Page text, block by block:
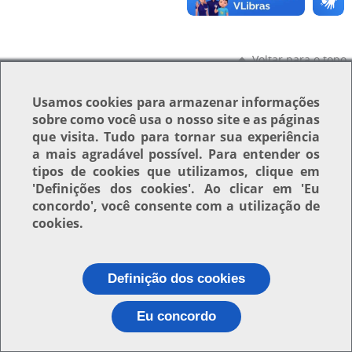
Voltar para o topo
Usamoscookies para armazenar informações
sobre como você usa o nosso site e as páginas
que visita. Tudo para tornar sua experiência
a mais agradável possível. Para entender os
tipos de cookies que utilizamos, clique em
'Definições dos cookies'. Ao clicar em 'Eu
concordo', você consente com a utilização de
cookies.